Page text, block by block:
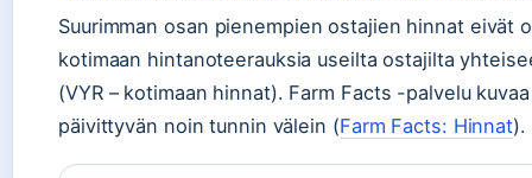
Suurimman osan pienempien ostajien hinnat eivät
kotimaan hintanoteerauksia useilta ostajilta
(VYR – kotimaan hinnat). Farm Facts -palvelu
päivittyvän noin tunnin välein (Farm Facts: Hinnat).